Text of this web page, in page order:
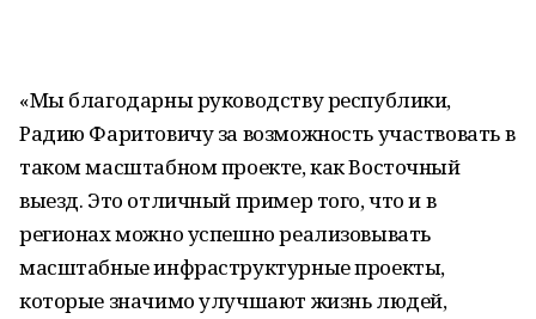
«Мы благодарны руководству республики,
Радию Фаритовичу за возможность участвовать в
таком масштабном проекте, как Восточный
выезд. Это отличный пример того, что и в
регионах можно успешно реализовывать
масштабные инфраструктурные проекты,
которые значимо улучшают жизнь людей,